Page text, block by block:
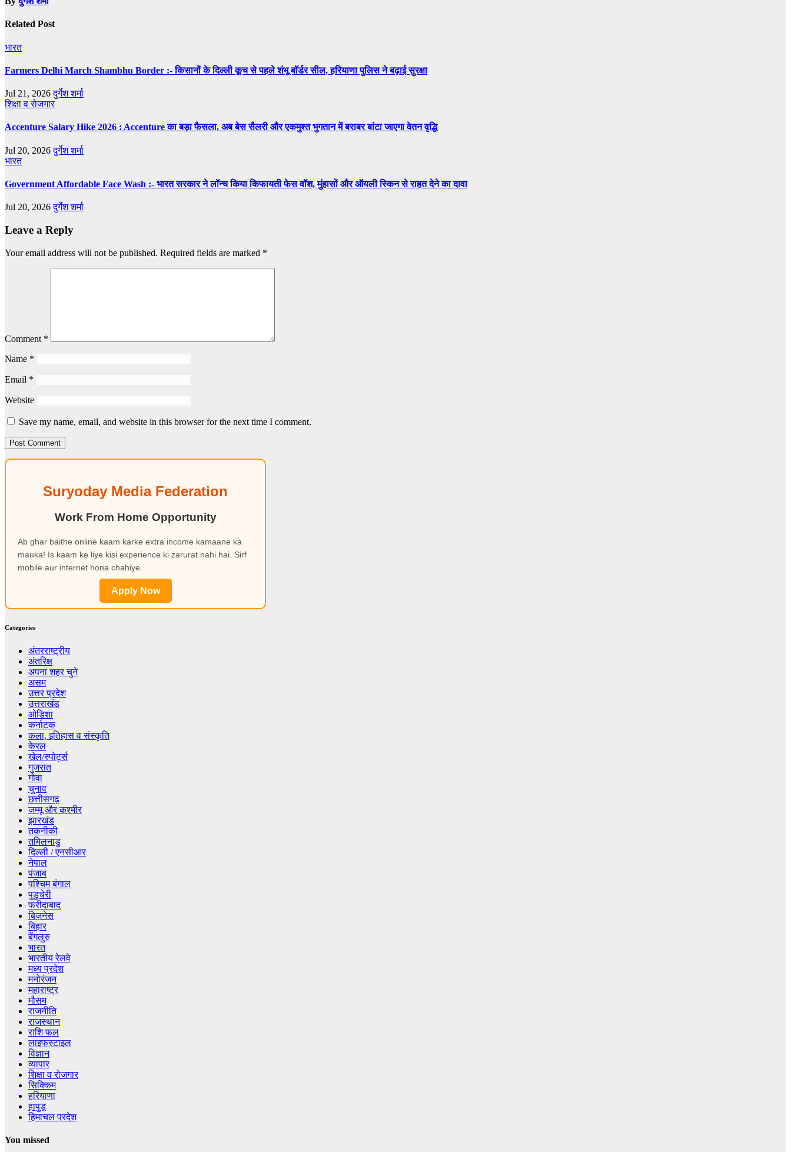
Related Post
भारत
Farmers Delhi March Shambhu Border :- किसानों के दिल्ली कूच से पहले शंभू बॉर्डर सील, हरियाणा पुलिस ने बढ़ाई सुरक्षा
Jul 21, 2026दुर्गेश शर्मा
शिक्षा व रोजगार
Accenture Salary Hike 2026 : Accenture का बड़ा फैसला, अब बेस सैलरी और एकमुश्त भुगतान में बराबर बांटा जाएगा वेतन वृद्धि
Jul 20, 2026दुर्गेश शर्मा
भारत
Government Affordable Face Wash :- भारत सरकार ने लॉन्च किया किफायती फेस वॉश, मुंहासों और ऑयली स्किन से राहत देने का दावा
Jul 20, 2026दुर्गेश शर्मा
Leave a Reply
Your email address will not be published. Required fields are marked *
Comment *
Name *
Email *
Website
Save my name, email, and website in this browser for the next time I comment.
Suryoday Media Federation
Work From Home Opportunity
Ab ghar baithe online kaam karke extra income kamaane ka
mauka! Is kaam ke liye kisi experience ki zarurat nahi hai. Sirf
mobile aur internet hona chahiye.
Apply Now
Categories
अंतरराष्ट्रीय
अंतरिक्ष
अपना शहर चुने
असम
उत्तर प्रदेश
उत्तराखंड
ओडिशा
कर्नाटक
कला, इतिहास व संस्कृति
केरल
खेल/स्पोर्ट्स
गुजरात
गोवा
चुनाव
छत्तीसगढ़
जम्मू और कश्मीर
झारखंड
तकनीकी
तमिलनाडु
दिल्ली / एनसीआर
नेपाल
पंजाब
पश्चिम बंगाल
पुडुचेरी
फरीदाबाद
बिज़नेस
बिहार
बेंगलुरु
भारत
भारतीय रेलवे
मध्य प्रदेश
मनोरंजन
महाराष्ट्र
मौसम
राजनीति
राजस्थान
राशि फल
लाइफस्टाइल
विज्ञान
व्यापार
शिक्षा व रोजगार
सिक्किम
हरियाणा
हापुड़
हिमाचल प्रदेश
You missed